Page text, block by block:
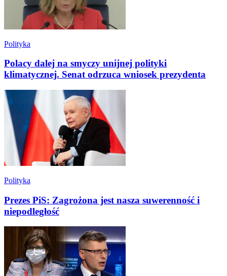
Polityka
Polacy dalej na smyczy unijnej polityki
klimatycznej. Senat odrzuca wniosek prezydenta
Polityka
Prezes PiS: Zagrożona jest nasza suwerenność i
niepodległość